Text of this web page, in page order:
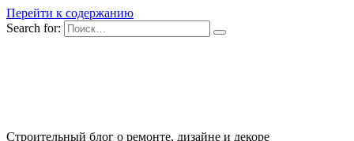
Перейти к содержанию
Search for:
Строительный блог о ремонте, дизайне и декоре